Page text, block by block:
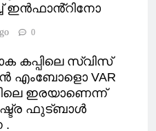
ഇൻഫാൻ്റിനോ
0
കപ്പിലെ സ്വിസ്
എംബോളൊ VAR
ഇരയാണെന്ന്
ഫുട്ബാൾ
.